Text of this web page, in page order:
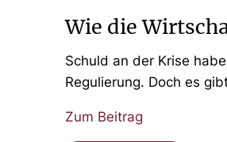
Wie die
Schuld an der Krise
Regulierung. Doch es
Zum Beitrag